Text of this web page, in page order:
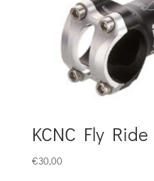
KCNC Fly Ride
€30,00